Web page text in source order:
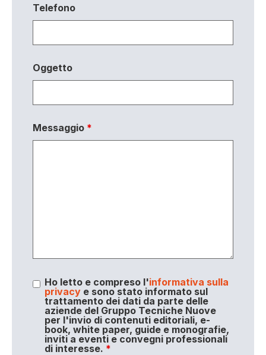
Telefono
Oggetto
Messaggio *
Ho letto e compreso l'informativa sulla
privacye sono stato informato sul
trattamento dei dati da parte delle
aziende del Gruppo Tecniche Nuove
per l'invio di contenuti editoriali, e-
book, white paper, guide e monografie,
inviti a eventi e convegni professionali
di interesse. *